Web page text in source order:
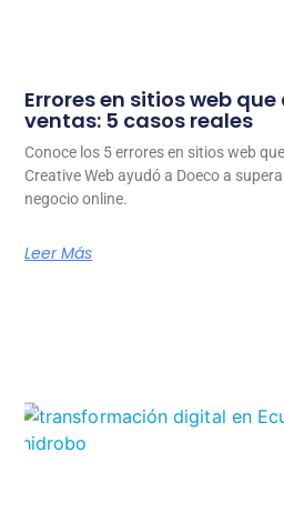
Errores en sitios web
ventas: 5 casos reales
Conoce los 5 errores en sitios web
Creative Web ayudó a Doeco a
negocio online.
Leer Más